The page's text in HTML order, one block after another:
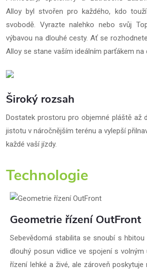
Alloy byl stvořen pro každého, kdo
svobodě. Vyrazte nalehko nebo svůj
výbavou na dlouhé cesty. Ať se
Alloy se stane vaším ideálním parťákem na
Široký rozsah
Dostatek prostoru pro objemné pláště až
jistotu v náročnějším terénu a vylepší
každé vaší jízdy.
Technologie
Geometrie řízení OutFront
Sebevědomá stabilita se snoubí s hbitou
dlouhý posun vidlice ve spojení s volným
řízení lehké a živé, ale zároveň